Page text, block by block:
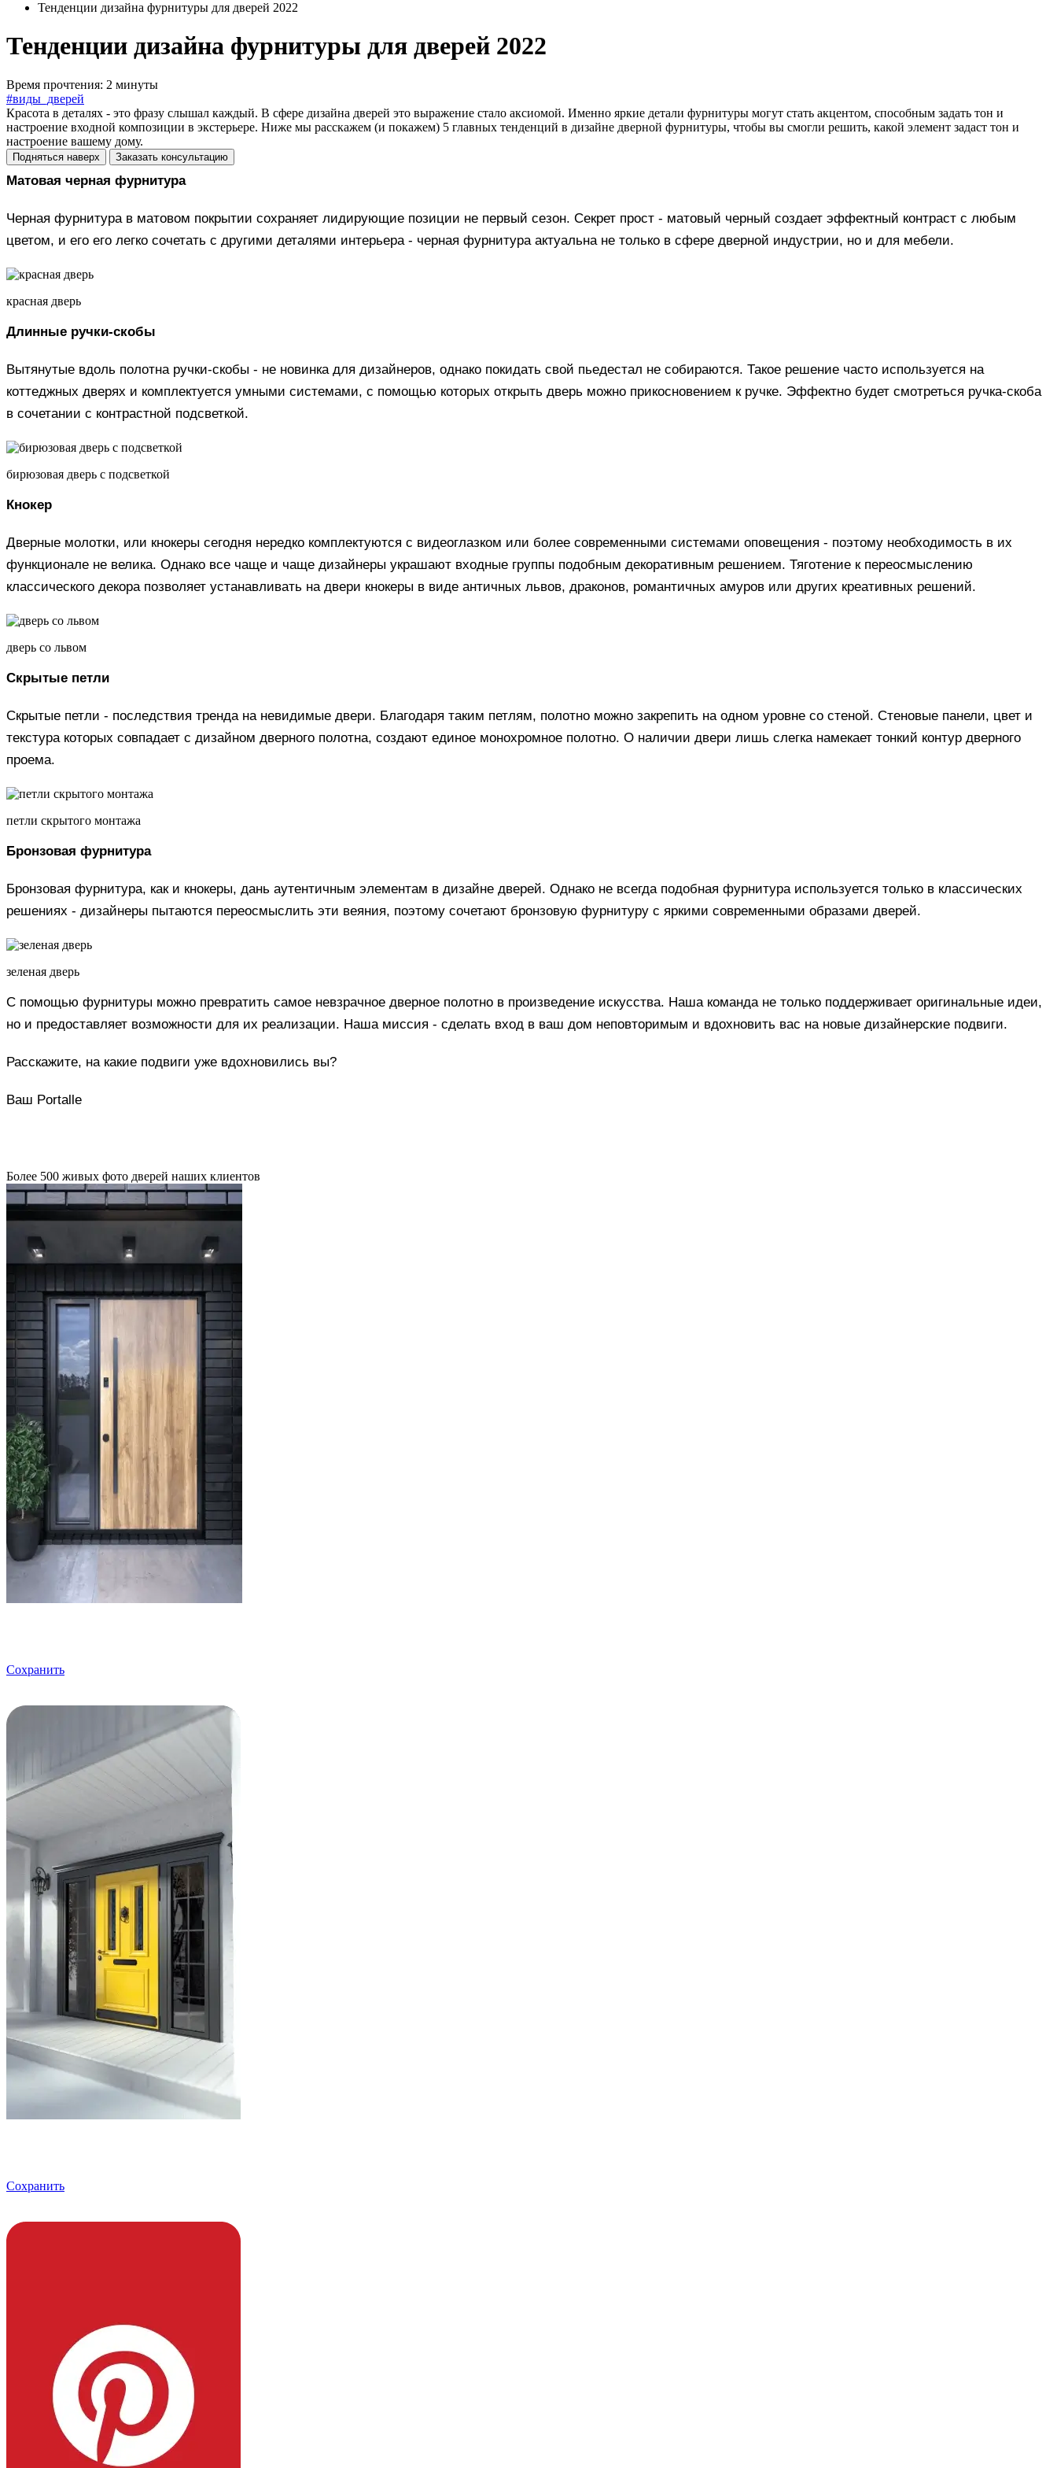
Тенденции дизайна фурнитуры для дверей 2022
Тенденции дизайна фурнитуры для дверей 2022
Время прочтения: 2 минуты
#виды_дверей
Красота в деталях - это фразу слышал каждый. В сфере дизайна дверей это выражение стало аксиомой. Именно яркие детали фурнитуры могут стать акцентом, способным задать тон и
настроение входной композиции в экстерьере. Ниже мы расскажем (и покажем) 5 главных тенденций в дизайне дверной фурнитуры, чтобы вы смогли решить, какой элемент задаст тон и
настроение вашему дому.
Подняться наверх Заказать консультацию
Матовая черная фурнитура
Черная фурнитура в матовом покрытии сохраняет лидирующие позиции не первый сезон. Секрет прост - матовый черный создает эффектный контраст с любым
цветом, и его его легко сочетать с другими деталями интерьера - черная фурнитура актуальна не только в сфере дверной индустрии, но и для мебели.
красная дверь
Длинные ручки-скобы
Вытянутые вдоль полотна ручки-скобы - не новинка для дизайнеров, однако покидать свой пьедестал не собираются. Такое решение часто используется на
коттеджных дверях и комплектуется умными системами, с помощью которых открыть дверь можно прикосновением к ручке. Эффектно будет смотреться ручка-скоба
в сочетании с контрастной подсветкой.
бирюзовая дверь с подсветкой
Кнокер
Дверные молотки, или кнокеры сегодня нередко комплектуются с видеоглазком или более современными системами оповещения - поэтому необходимость в их
функционале не велика. Однако все чаще и чаще дизайнеры украшают входные группы подобным декоративным решением. Тяготение к переосмыслению
классического декора позволяет устанавливать на двери кнокеры в виде античных львов, драконов, романтичных амуров или других креативных решений.
дверь со львом
Скрытые петли
Скрытые петли - последствия тренда на невидимые двери. Благодаря таким петлям, полотно можно закрепить на одном уровне со стеной. Стеновые панели, цвет и
текстура которых совпадает с дизайном дверного полотна, создают единое монохромное полотно. О наличии двери лишь слегка намекает тонкий контур дверного
проема.
петли скрытого монтажа
Бронзовая фурнитура
Бронзовая фурнитура, как и кнокеры, дань аутентичным элементам в дизайне дверей. Однако не всегда подобная фурнитура используется только в классических
решениях - дизайнеры пытаются переосмыслить эти веяния, поэтому сочетают бронзовую фурнитуру с яркими современными образами дверей.
зеленая дверь
С помощью фурнитуры можно превратить самое невзрачное дверное полотно в произведение искусства. Наша команда не только поддерживает оригинальные идеи,
но и предоставляет возможности для их реализации. Наша миссия - сделать вход в ваш дом неповторимым и вдохновить вас на новые дизайнерские подвиги.
Расскажите, на какие подвиги уже вдохновились вы?
Ваш Portalle
Более 500 живых фото дверей наших клиентов
Сохранить
Сохранить